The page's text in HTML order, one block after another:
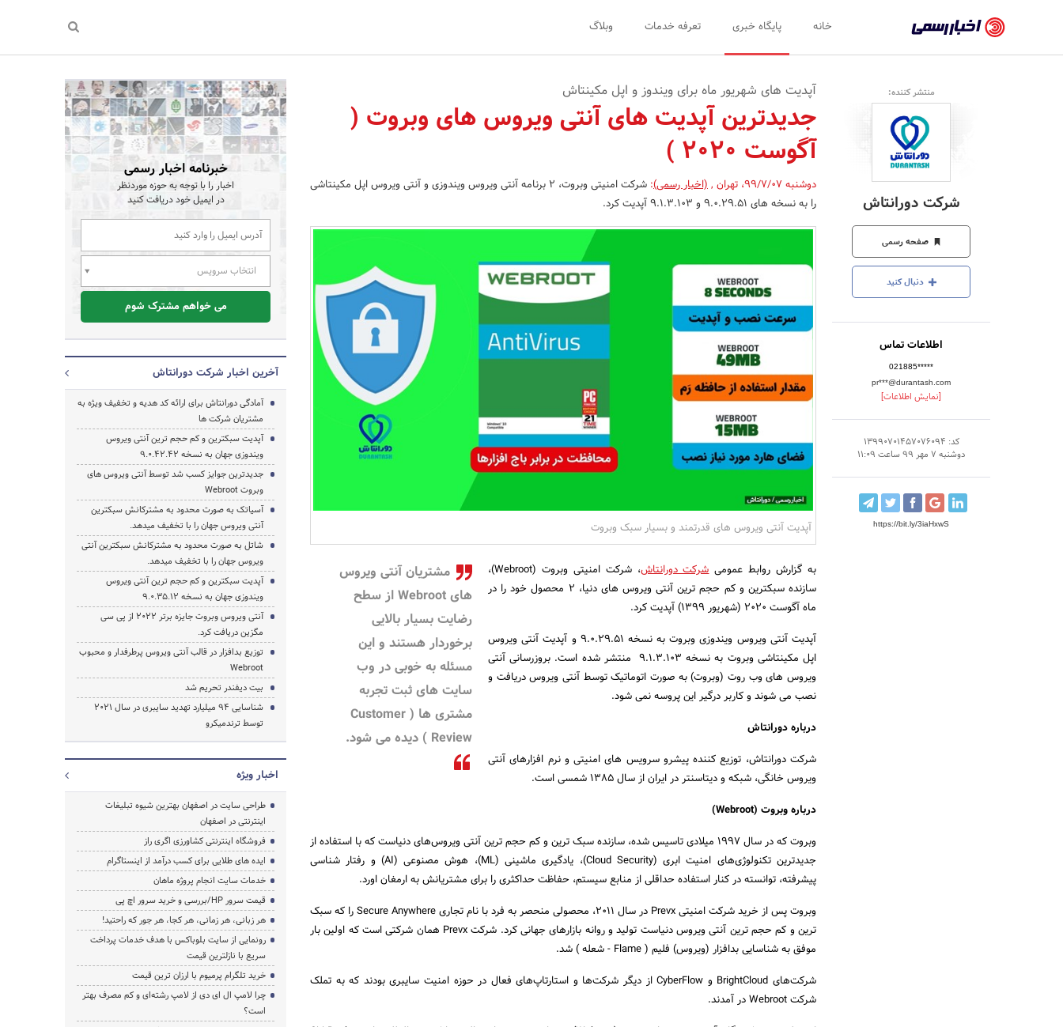
رسمی
-
اخبار
تایید
شده
شرکت‌ها،
سازمان‌ها
و
روابط
عمومی‌ها
خانه پایگاه خبری تعرفه خدمات وبلاگ
منتشر کننده:
شرکت دورانتاش
صفحه رسمی
دنبال کنید
اطلاعات تماس
021885*****
pr***@durantash.com
[نمایش اطلاعات]
کد: 13990701457076094
دوشنبه 7 مهر 99 ساعت 11:09
https://bit.ly/3iaHxwS
آپدیت های شهریور ماه برای ویندوز و اپل مکینتاش
جدیدترین آپدیت های آنتی ویروس های وبروت (
آگوست 2020 )
دوشنبه 99/7/07 ، تهران ,(اخبار رسمی):
شرکت امنیتی وبروت، 2 برنامه آنتی ویروس ویندوزی و آنتی ویروس اپل مکینتاشی
را به نسخه های 9.0.29.51 و 9.1.3.103 آپدیت کرد.
آپدیت آنتی ویروس های قدرتمند و بسیار سبک وبروت
مشتریان آنتی ویروس
های Webroot از سطح
رضایت بسیار بالایی
برخوردار هستند و این
مسئله به خوبی در وب
سایت های ثبت تجربه
مشتری ها ( Customer
Review ) دیده می شود.
به گزارش روابط عمومیشرکت دورانتاش
، شرکت امنیتی وبروت (Webroot)،
سازنده سبکترین و کم حجم ترین آنتی ویروس های دنیا، 2 محصول خود را در
ماه آگوست 2020 (شهریور 1399) آپدیت کرد.
آپدیت آنتی ویروس ویندوزی وبروت به نسخه 9.0.29.51 و آپدیت آنتی ویروس
اپل مکینتاشی وبروت به نسخه 9.1.3.103 منتشر شده است. بروزرسانی آنتی
ویروس های وب روت (وبروت) به صورت اتوماتیک توسط آنتی ویروس دریافت و
نصب می شوند و کاربر درگیر این پروسه نمی شود.
درباره دورانتاش
شرکت دورانتاش، توزیع کننده پیشرو سرویس های امنیتی و نرم افزارهای آنتی
ویروس خانگی، شبکه و دیتاسنتر در ایران از سال 1385 شمسی است.
درباره وبروت (Webroot)
وبروت که در سال 1997 میلادی تاسیس شده، سازنده سبک ترین و کم حجم ترین آنتی ویروس‌‌های دنیاست که با استفاده از
جدیدترین تکنولوژی‌های امنیت ابری (Cloud Security)، یادگیری ماشینی (ML)، هوش مصنوعی (AI) و رفتار شناسی
پیشرفته، توانسته در کنار استفاده حداقلی از منابع سیستم، حفاظت حداکثری را برای مشتریانش به ارمغان اورد.
وبروت پس از خرید شرکت امنیتی Prevx در سال 2011، محصولی منحصر به فرد با نام تجاری Secure Anywhere را که سبک
ترین و کم حجم ترین آنتی ویروس دنیاست تولید و روانه بازارهای جهانی کرد. شرکت Prevx همان شرکتی است که اولین بار
موفق به شناسایی بدافزار (ویروس) فلیم ( Flame - شعله ) شد.
شرکت‌های BrightCloud و CyberFlow از دیگر شرکت‌ها و استارتاپ‌های فعال در حوزه امنیت سایبری بودند که به تملک
شرکت Webroot در آمدند.
خبرنامه اخبار رسمی
اخبار را با توجه به حوزه موردنظر
در ایمیل خود دریافت کنید
انتخاب سرویس
می خواهم مشترک شوم
آخرین اخبار شرکت دورانتاش
آمادگی دورانتاش برای ارائه کد هدیه و تخفیف ویژه به
مشتریان شرکت ها
آپدیت سبکترین و کم حجم ترین آنتی ویروس
ویندوزی جهان به نسخه 9.0.42.42
جدیدترین جوایز کسب شد توسط آنتی ویروس های
وبروت Webroot
آسیاتک به صورت محدود به مشترکانش سبکترین
آنتی ویروس جهان را با تخفیف میدهد.
شاتل به صورت محدود به مشترکانش سبکترین آنتی
ویروس جهان را با تخفیف میدهد.
آپدیت سبکترین و کم حجم ترین آنتی ویروس
ویندوزی جهان به نسخه 9.0.35.12
آنتی ویروس وبروت جایزه برتر 2022 از پی سی
مگزین دریافت کرد.
توزیع بدافزار در قالب آنتی ویروس پرطرفدار و محبوب
Webroot
بیت دیفندر تحریم شد
شناسایی 94 میلیارد تهدید سایبری در سال 2021
توسط ترندمیکرو
اخبار ویژه
طراحی سایت در اصفهان بهترین شیوه تبلیغات
اینترنتی در اصفهان
فروشگاه اینترنتی کشاورزی اگری راز
ایده های طلایی برای کسب درآمد از اینستاگرام
خدمات سایت انجام پروژه ماهان
قیمت سرور HP/بررسی و خرید سرور اچ پی
هر زبانی، هر زمانی، هر کجا، هر جور که راحتید!
رونمایی از سایت بلوباکس با هدف خدمات پرداخت
سریع با نازلترین قیمت
خرید تلگرام پرمیوم با ارزان ترین قیمت
چرا لامپ ال ای دی از لامپ رشته‌ای و کم مصرف بهتر
است؟